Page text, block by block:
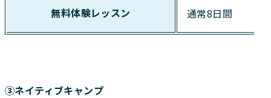
無料体験レッスン 通常8日間
③ネイティブキャンプ